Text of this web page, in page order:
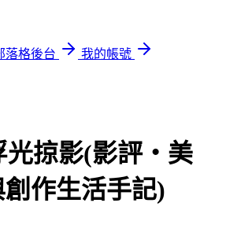
落格後台
我的帳號
光掠影(影評‧美
作生活手記)